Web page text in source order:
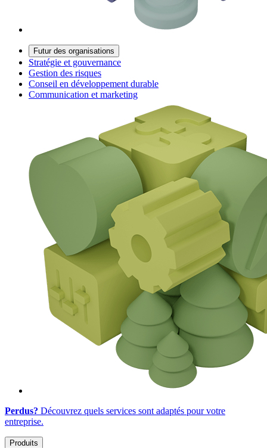
Futur des organisations
Stratégie et gouvernance
Gestion des risques
Conseil en développement durable
Communication et marketing
Perdus? Découvrez quels services sont adaptés pour votre
entreprise.
Produits